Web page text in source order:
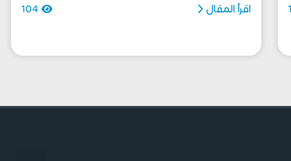
اقرأ المقال 104